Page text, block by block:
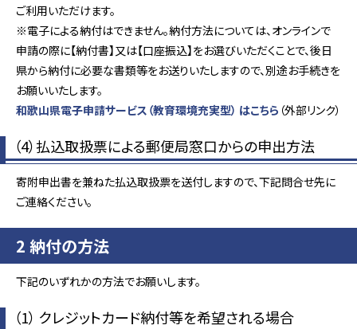
ご利用いただけます。
※電子による納付はできません。納付方法については、オンラインで
申請の際に【納付書】又は【口座振込】をお選びいただくことで、後日
県から納付に必要な書類等をお送りいたしますので、別途お手続きを
お願いいたします。
和歌山県電子申請サービス（教育環境充実型） はこちら （外部リンク）
（4）払込取扱票による郵便局窓口からの申出方法
寄附申出書を兼ねた払込取扱票を送付しますので、下記問合せ先に
ご連絡ください。
2 納付の方法
下記のいずれかの方法でお願いします。
（1） クレジットカード納付等を希望される場合